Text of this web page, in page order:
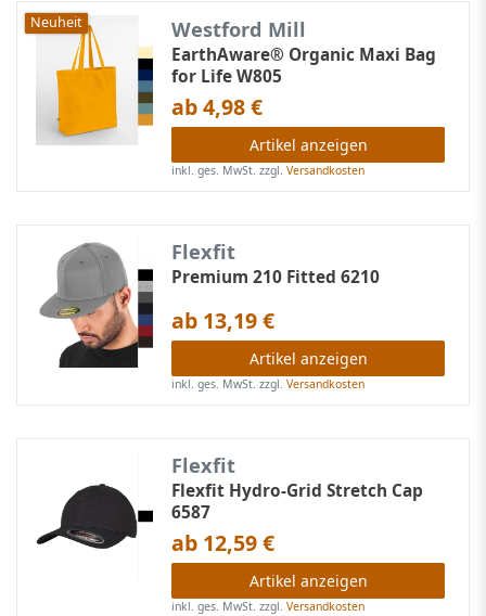
Neuheit Westford Mill
EarthAware® Organic Maxi Bag
for Life W805
ab 4,98 €
Artikel anzeigen
inkl. ges. MwSt. zzgl.Versandkosten
Flexfit
Premium 210 Fitted 6210
ab 13,19 €
Artikel anzeigen
inkl. ges. MwSt. zzgl.Versandkosten
Flexfit
Flexfit Hydro-Grid Stretch Cap
6587
ab 12,59 €
Artikel anzeigen
inkl. ges. MwSt. zzgl.Versandkosten